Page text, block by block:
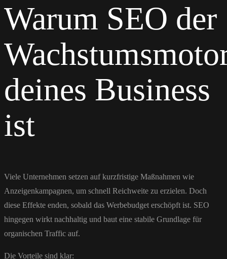
Warum SEO der
deines Business
ist
Viele Unternehmen setzen auf kurzfristige Maßnahmen wie
Anzeigenkampagnen, um schnell Reichweite zu erzielen. Doch
diese Effekte enden, sobald das Werbebudget erschöpft ist. SEO
hingegen wirkt nachhaltig und baut eine stabile Grundlage für
organischen Traffic auf.
Die Vorteile sind klar: